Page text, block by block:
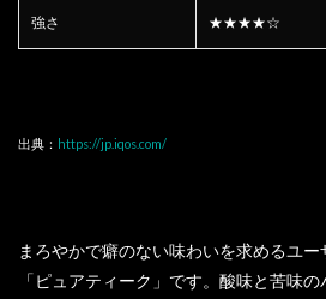
強さ ★★★★☆
出典： https://jp.iqos.com/
まろやかで癖のない味わいを求めるユ
「ピュアティーク」です。酸味と苦味